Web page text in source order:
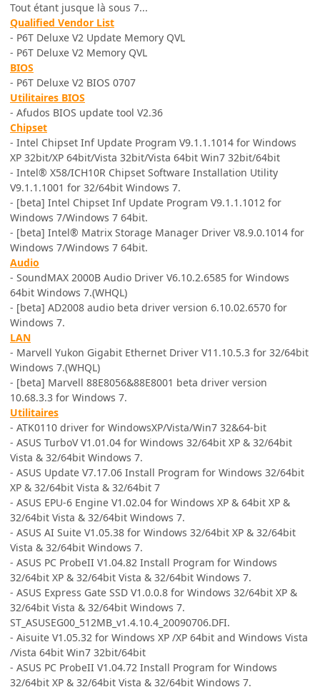
Tout étant jusque là sous 7...
Qualified Vendor List
- P6T Deluxe V2 Update Memory QVL
- P6T Deluxe V2 Memory QVL
BIOS
- P6T Deluxe V2 BIOS 0707
Utilitaires BIOS
- Afudos BIOS update tool V2.36
Chipset
- Intel Chipset Inf Update Program V9.1.1.1014 for Windows
XP 32bit/XP 64bit/Vista 32bit/Vista 64bit Win7 32bit/64bit
- Intel® X58/ICH10R Chipset Software Installation Utility
V9.1.1.1001 for 32/64bit Windows 7.
- [beta] Intel Chipset Inf Update Program V9.1.1.1012 for
Windows 7/Windows 7 64bit.
- [beta] Intel® Matrix Storage Manager Driver V8.9.0.1014 for
Windows 7/Windows 7 64bit.
Audio
- SoundMAX 2000B Audio Driver V6.10.2.6585 for Windows
64bit Windows 7.(WHQL)
- [beta] AD2008 audio beta driver version 6.10.02.6570 for
Windows 7.
LAN
- Marvell Yukon Gigabit Ethernet Driver V11.10.5.3 for 32/64bit
Windows 7.(WHQL)
- [beta] Marvell 88E8056&88E8001 beta driver version
10.68.3.3 for Windows 7.
Utilitaires
- ATK0110 driver for WindowsXP/Vista/Win7 32&64-bit
- ASUS TurboV V1.01.04 for Windows 32/64bit XP & 32/64bit
Vista & 32/64bit Windows 7.
- ASUS Update V7.17.06 Install Program for Windows 32/64bit
XP & 32/64bit Vista & 32/64bit 7
- ASUS EPU-6 Engine V1.02.04 for Windows XP & 64bit XP &
32/64bit Vista & 32/64bit Windows 7.
- ASUS AI Suite V1.05.38 for Windows 32/64bit XP & 32/64bit
Vista & 32/64bit Windows 7.
- ASUS PC ProbeII V1.04.82 Install Program for Windows
32/64bit XP & 32/64bit Vista & 32/64bit Windows 7.
- ASUS Express Gate SSD V1.0.0.8 for Windows 32/64bit XP &
32/64bit Vista & 32/64bit Windows 7.
ST_ASUSEG00_512MB_v1.4.10.4_20090706.DFI.
- Aisuite V1.05.32 for Windows XP /XP 64bit and Windows Vista
/Vista 64bit Win7 32bit/64bit
- ASUS PC ProbeII V1.04.72 Install Program for Windows
32/64bit XP & 32/64bit Vista & 32/64bit Windows 7.